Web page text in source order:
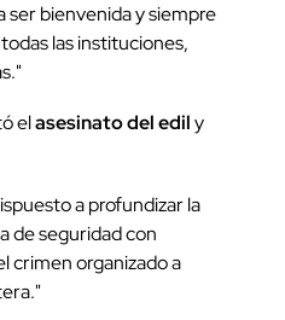
ser bienvenida y siempre
las instituciones,
elasesinato del edily
a profundizar la
de seguridad con
crimen organizado a